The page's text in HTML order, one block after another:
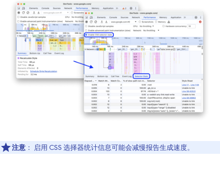
注意 ： 启用 CSS 选择器统计信息可能会减慢报告生成速度。